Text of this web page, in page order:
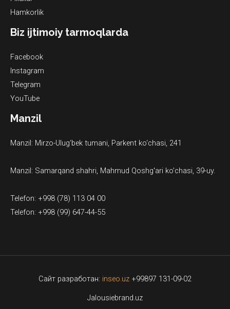
Hamkorlik
Biz ijtimoiy tarmoqlarda
Facebook
Instagram
Telegram
YouTube
Manzil
Manzil: Mirzo-Ulug‘bek tumani, Parkent ko‘chasi, 241
Manzil: Samarqand shahri, Mahmud Qoshgʻari ko’chasi, 39-uy.
Telefon: +998 (78) 113 04 00
Telefon: +998 (99) 647-44-55
Сайт разработан: inseo.uz +99897 131-09-02
Jalousiebrand.uz